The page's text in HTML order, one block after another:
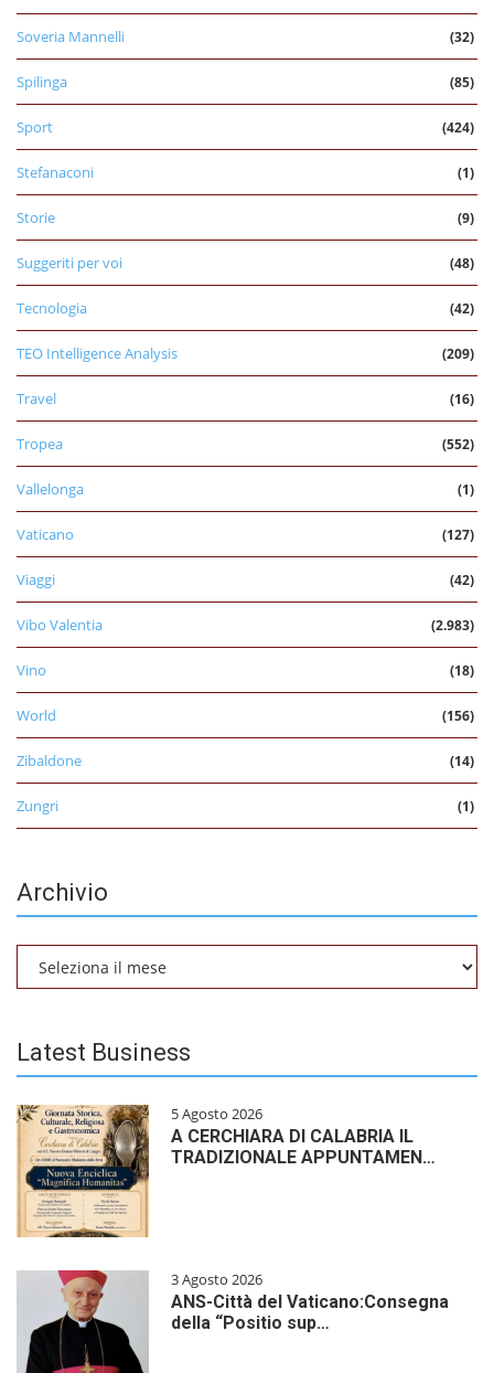
Soveria Mannelli (32)
Spilinga (85)
Sport (424)
Stefanaconi (1)
Storie (9)
Suggeriti per voi (48)
Tecnologia (42)
TEO Intelligence Analysis (209)
Travel (16)
Tropea (552)
Vallelonga (1)
Vaticano (127)
Viaggi (42)
Vibo Valentia (2.983)
Vino (18)
World (156)
Zibaldone (14)
Zungri (1)
Archivio
Latest Business
5 Agosto 2026
A CERCHIARA DI CALABRIA IL
TRADIZIONALE APPUNTAMEN…
3 Agosto 2026
ANS-Città del Vaticano:Consegna
della “Positio sup…